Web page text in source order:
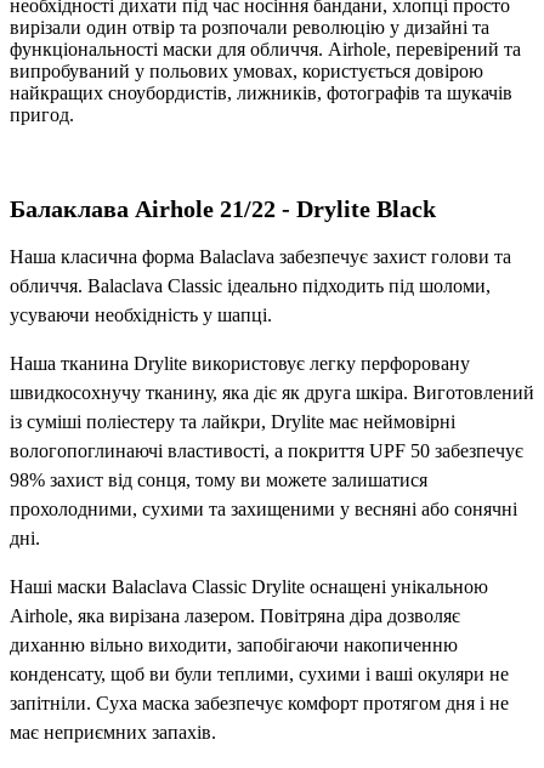
необхідності дихати під час носіння бандани, хлопці просто
вирізали один отвір та розпочали революцію у дизайні та
функціональності маски для обличчя. Airhole, перевірений та
випробуваний у польових умовах, користується довірою
найкращих сноубордистів, лижників, фотографів та шукачів
пригод.
Балаклава Airhole 21/22 - Drylite Black
Наша класична форма Balaclava забезпечує захист голови та
обличчя. Balaclava Classic ідеально підходить під шоломи,
усуваючи необхідність у шапці.
Наша тканина Drylite використовує легку перфоровану
швидкосохнучу тканину, яка діє як друга шкіра. Виготовлений
із суміші поліестеру та лайкри, Drylite має неймовірні
вологопоглинаючі властивості, а покриття UPF 50 забезпечує
98% захист від сонця, тому ви можете залишатися
прохолодними, сухими та захищеними у весняні або сонячні
дні.
Наші маски Balaclava Classic Drylite оснащені унікальною
Airhole, яка вирізана лазером. Повітряна діра дозволяє
диханню вільно виходити, запобігаючи накопиченню
конденсату, щоб ви були теплими, сухими і ваші окуляри не
запітніли. Суха маска забезпечує комфорт протягом дня і не
має неприємних запахів.